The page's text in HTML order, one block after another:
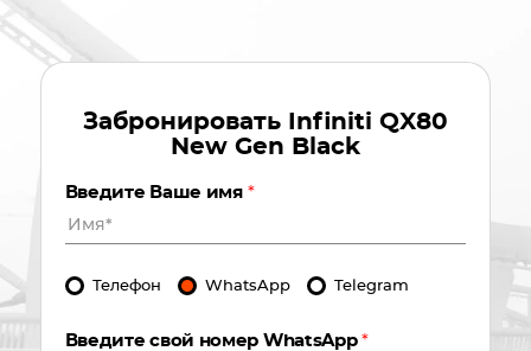
Забронировать
Infiniti QX80
New Gen Black
Введите Ваше имя *
Телефон WhatsApp Telegram
Введите свой номер WhatsApp*